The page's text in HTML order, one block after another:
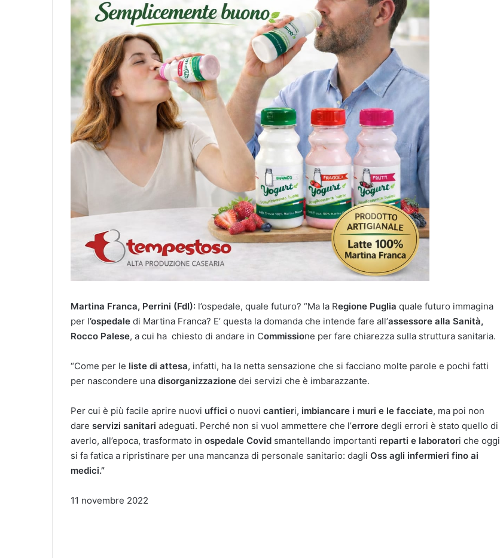
Martina Franca, Perrini (FdI): l’ospedale, quale futuro? “Ma la Regione Puglia quale futuro immagina
per l’ospedale di Martina Franca? E’ questa la domanda che intende fare all’assessore alla Sanità,
Rocco Palese, a cui ha chiesto di andare in Commissione per fare chiarezza sulla struttura sanitaria.
“Come per le liste di attesa, infatti, ha la netta sensazione che si facciano molte parole e pochi fatti
per nascondere una disorganizzazione dei servizi che è imbarazzante.
Per cui è più facile aprire nuovi uffici o nuovi cantieri, imbiancare i muri e le facciate, ma poi non
dare servizi sanitari adeguati. Perché non si vuol ammettere che l’errore degli errori è stato quello di
averlo, all’epoca, trasformato in ospedale Covid smantellando importanti reparti e laboratori che oggi
si fa fatica a ripristinare per una mancanza di personale sanitario: dagli Oss agli infermieri fino ai
medici.”
11 novembre 2022